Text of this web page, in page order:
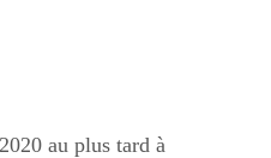
au plus tard à